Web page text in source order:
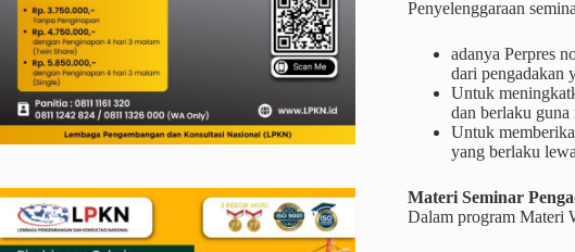
Penyelenggaraan
adanya Perpres
dari pengadakan
Untuk
dan berlaku
Untuk
yang berlaku
Materi Seminar
Dalam program Materi